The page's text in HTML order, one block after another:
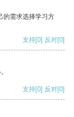
的需求选择学习方
支持[0] 反对[0]
支持[0] 反对[0]